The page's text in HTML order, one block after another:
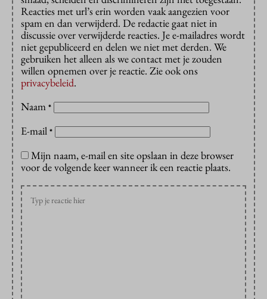
Reacties met url’s erin worden vaak aangezien voor
spam en dan verwijderd. De redactie gaat niet in
discussie over verwijderde reacties. Je e-mailadres wordt
niet gepubliceerd en delen we niet met derden. We
gebruiken het alleen als we contact met je zouden
willen opnemen over je reactie. Zie ook ons
privacybeleid.
Naam *
E-mail *
Mijn naam, e-mail en site opslaan in deze browser
voor de volgende keer wanneer ik een reactie plaats.